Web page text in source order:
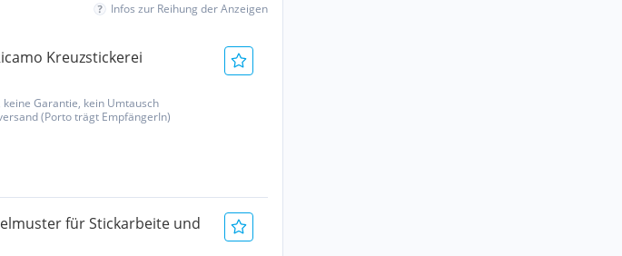
Infos zur Reihung der Anzeigen
Kreuzstickerei
Garantie, kein Umtausch
(Porto trägt EmpfängerIn)
für Stickarbeite und